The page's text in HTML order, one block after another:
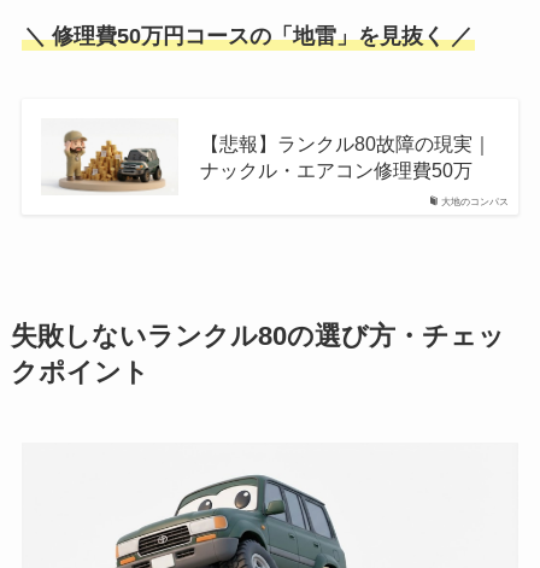
＼ 修理費50万円コースの「地雷」を見抜く ／
大地のコンパス
【悲報】ランクル80故障の現実｜
ナックル・エアコン修理費50万
失敗しないランクル80の選び方・チェッ
クポイント